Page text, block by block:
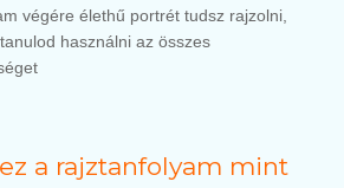
végére élethű portrét tudsz rajzolni,
használni az összes
a rajztanfolyam mint